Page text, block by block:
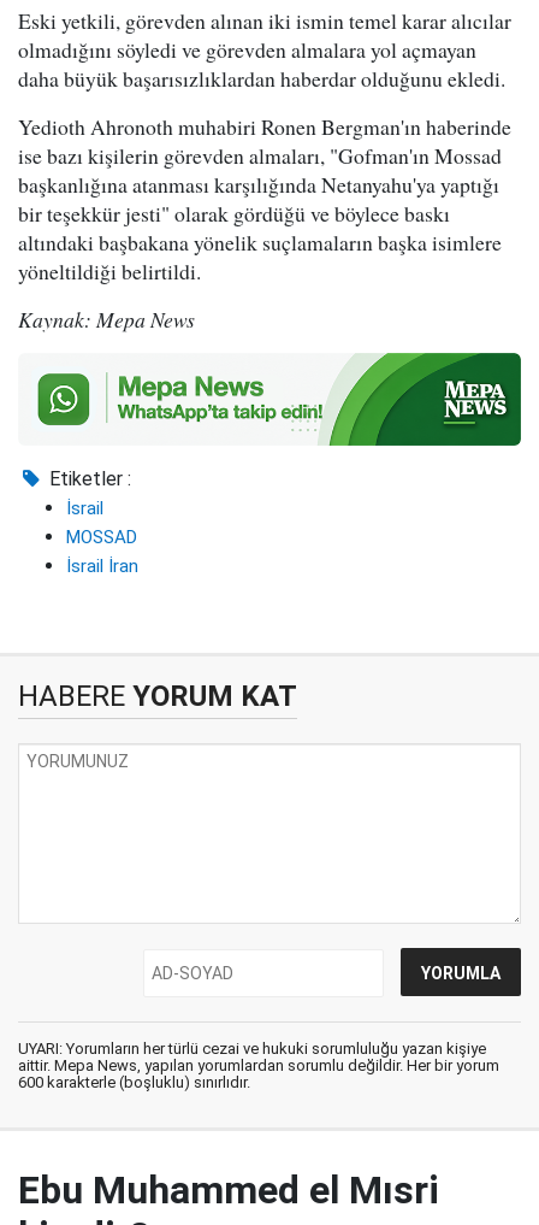
Eski yetkili, görevden alınan iki ismin temel karar alıcılar
olmadığını söyledi ve görevden almalara yol açmayan
daha büyük başarısızlıklardan haberdar olduğunu ekledi.
Yedioth Ahronoth muhabiri Ronen Bergman'ın haberinde
ise bazı kişilerin görevden almaları, "Gofman'ın Mossad
başkanlığına atanması karşılığında Netanyahu'ya yaptığı
bir teşekkür jesti" olarak gördüğü ve böylece baskı
altındaki başbakana yönelik suçlamaların başka isimlere
yöneltildiği belirtildi.
Kaynak: Mepa News
Etiketler :
İsrail
MOSSAD
İsrail İran
HABERE YORUM KAT
UYARI: Yorumların her türlü cezai ve hukuki sorumluluğu yazan kişiye
aittir. Mepa News, yapılan yorumlardan sorumlu değildir. Her bir yorum
600 karakterle (boşluklu) sınırlıdır.
Ebu Muhammed el Mısri